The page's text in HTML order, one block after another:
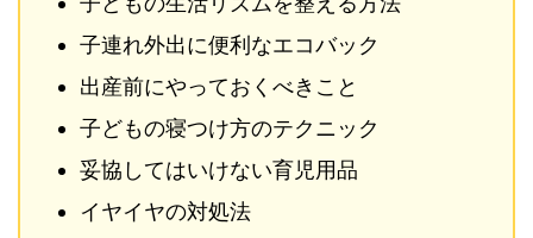
子連れ外出に便利なエコバック
出産前にやっておくべきこと
子どもの寝つけ方のテクニック
妥協してはいけない育児用品
イヤイヤの対処法